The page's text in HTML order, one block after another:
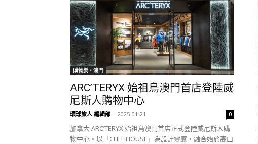
購物樂‧澳門
ARC’TERYX 始祖鳥澳門首店登陸威
尼斯人購物中心
環球旅人 編輯部 - 2025-01-21 0
加拿大 ARC’TERYX 始祖鳥澳門首店正式登陸威尼斯人購
物中心。以「CLIFF HOUSE」為設計靈感，融合始於高山